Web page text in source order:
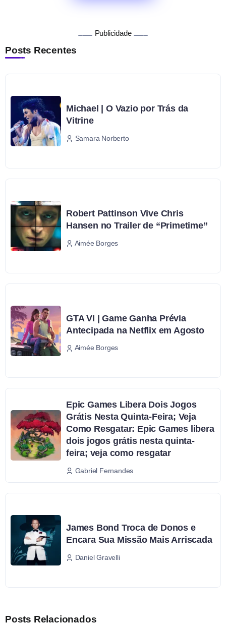
Publicidade
Posts Recentes
Michael | O Vazio por Trás da
Vitrine
Samara Norberto
Robert Pattinson Vive Chris
Hansen no Trailer de “Primetime”
Aimée Borges
GTA VI | Game Ganha Prévia
Antecipada na Netflix em Agosto
Aimée Borges
Epic Games Libera Dois Jogos
Grátis Nesta Quinta-Feira; Veja
Como Resgatar: Epic Games libera
dois jogos grátis nesta quinta-
feira; veja como resgatar
Gabriel Fernandes
James Bond Troca de Donos e
Encara Sua Missão Mais Arriscada
Daniel Gravelli
Posts Relacionados